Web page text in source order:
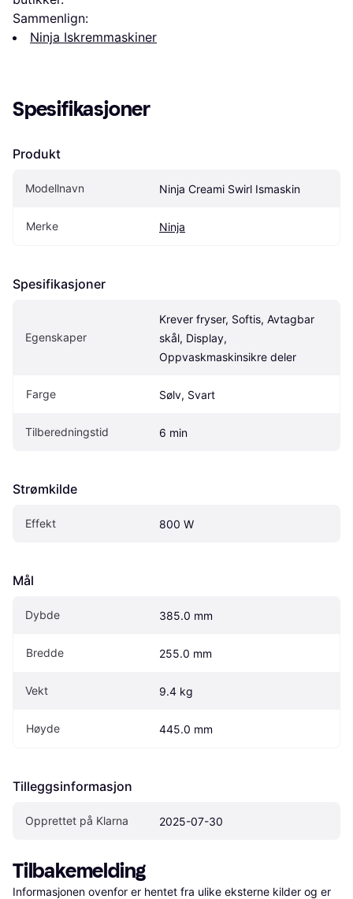
Sammenlign:
Ninja Iskremmaskiner
Spesifikasjoner
Produkt
Modellnavn Ninja Creami Swirl Ismaskin
Merke Ninja
Spesifikasjoner
Egenskaper
Krever fryser, Softis, Avtagbar
skål, Display,
Oppvaskmaskinsikre deler
Farge Sølv, Svart
Tilberedningstid 6 min
Strømkilde
Effekt 800 W
Mål
Dybde 385.0 mm
Bredde 255.0 mm
Vekt 9.4 kg
Høyde 445.0 mm
Tilleggsinformasjon
Opprettet på Klarna 2025-07-30
Tilbakemelding
Informasjonen ovenfor er hentet fra ulike eksterne kilder og er